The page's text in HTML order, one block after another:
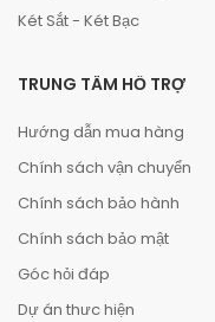
Két Sắt - Két Bạc
TRUNG TÂM HỖ TRỢ
Hướng dẫn mua hàng
Chính sách vận chuyển
Chính sách bảo hành
Chính sách bảo mật
Góc hỏi đáp
Dự án thưc hiện